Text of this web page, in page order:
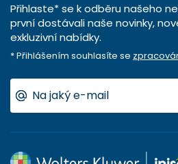
Přihlaste* se k odběru našeho
první dostávali naše novinky,
exkluzivní nabídky.
* Přihlášením souhlasíte se